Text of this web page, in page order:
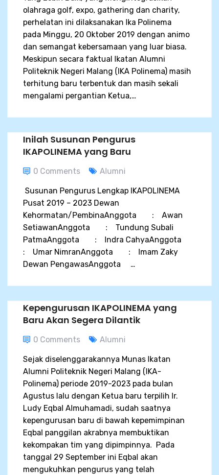
olahraga golf, expo, gathering dan charity,
perhelatan ini dilaksanakan Ika Polinema
pada Minggu, 20 Oktober 2019 dengan animo
dan semangat kebersamaan yang luar biasa.
Meskipun secara faktual Ikatan Alumni
Politeknik Negeri Malang (IKA Polinema) masih
terhitung baru terbentuk dan masih sekali
mengalami pergantian Ketua,…
Inilah Susunan Pengurus
IKAPOLINEMA yang Baru
0 Comments Alumni
Susunan Pengurus Lengkap IKAPOLINEMA
Pusat 2019 – 2023 Dewan
Kehormatan/PembinaAnggota : Awan
SetiawanAnggota : Tundung Subali
PatmaAnggota : Indra CahyaAnggota
: Umar NimranAnggota : Imam Zaky
Dewan PengawasAnggota …
Kepengurusan IKAPOLINEMA yang
Baru Akan Segera Dilantik
0 Comments Alumni
Sejak diselenggarakannya Munas Ikatan
Alumni Politeknik Negeri Malang (IKA-
Polinema) periode 2019-2023 pada bulan
Agustus lalu dengan Ketua baru terpilih Ir.
Ludy Eqbal Almuhamadi, sudah saatnya
kepengurusan baru di bawah kepemimpinan
Eqbal panggilan akrabnya membuktikan
kekompakan tim yang dipimpinnya. Pada
tanggal 29 September ini Eqbal akan
mengukuhkan pengurus yang telah